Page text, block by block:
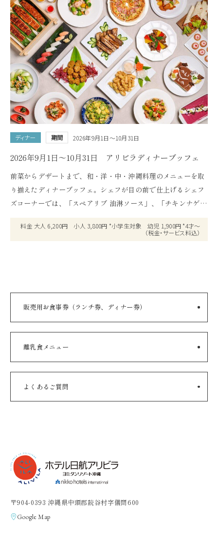
ス」や「ピスタチオロール」等をお楽しみいただけます。7月
～8月は贅沢な『お造り』を追加でご用意しております。
※ブッフェにはソフトドリンクバーが含まれておりますのでお
料理とご一緒にお楽しみください。
ディナー 期間 2026年9月1日～10月31日
2026年9月1日～10月31日 アリビラディナーブッフェ
前菜からデザートまで、和・洋・中・沖縄料理のメニューを取
り揃えたディナーブッフェ。シェフが目の前で仕上げるシェフ
ズコーナーでは、「スペアリブ 油淋ソース」、「チキンナゲッ
意いたしました。ほかにも豚肉や野菜などお好みの具材を包ん
※ブッフェにはソフトドリンクバーが含まれておりますのでお
料理とご一緒にお楽しみください。
料金 大人 6,200円 小人 3,800円 *小学生対象 幼児 1,900円 *4才～
（税金・サービス料込）
販売用お食事券（ランチ券、ディナー券）
離乳食メニュー
よくあるご質問
〒904-0393 沖縄県中頭郡読谷村字儀間600
Google Map